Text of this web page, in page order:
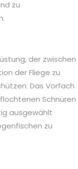
zu
der zwischen
der Fliege zu
Das Vorfach
Schnüren
ausgewählt
zu